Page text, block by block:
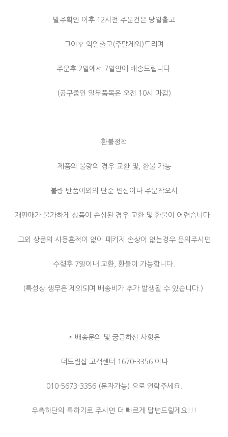
발주확인 이후 12시전 주문건은 당일출고
그이후 익일출고(주말제외)드리며
주문후 2일에서 7일안에 배송드립니다.
(공구중인 일부품목은 오전 10시 마감)
환불정책
제품의 불량의 경우 교환 및, 환불 가능
불량 반품이외의 단순 변심이나 주문착오시
재판매가 불가하게 상품이 손상된 경우 교환 및 환불이 어렵습니다.
그외 상품의 사용흔적이 없이 패키지 손상이 없는경우 문의주시면
수령후 7일이내 교환, 환불이 가능합니다.
(특성상 생무은 제외되며 배송비가 추가 발생될 수 있습니다.)
* 배송문의 및 궁금하신 사항은
더드림샵 고객센터 1670-3356 이나
010-5673-3356 (문자가능) 으로 연락주세요.
우측하단의 톡하기로 주시면 더 빠르게 답변드릴게요!!!